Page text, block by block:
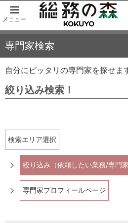
メニュー
専門家検索
自分にピッタリの専門家を探せま
絞り込み検索！
検索エリア選択
絞り込み（依頼したい業務/専門
専門家プロフィールページ